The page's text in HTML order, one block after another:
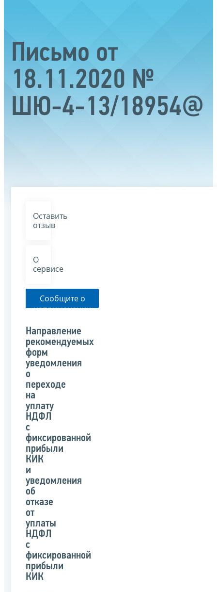
Письмо от
18.11.2020 №
ШЮ-4-13/18954@
Оставить
отзыв
О
сервисе
Сообщите о
неприменении
органом
указанного
Направление
рекомендуемых
форм
уведомления
о
переходе
на
уплату
НДФЛ
с
фиксированной
прибыли
КИК
и
уведомления
об
отказе
от
уплаты
НДФЛ
с
фиксированной
прибыли
КИК